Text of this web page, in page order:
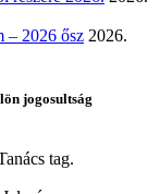
– 2026 ősz 2026.
jogosultság
tag.